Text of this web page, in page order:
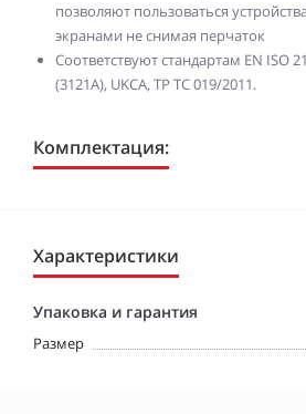
позволяют пользоваться
экранами не снимая перчаток
Соответствуют стандартам EN ISO
(3121A), UKCA, ТР ТС 019/2011.
Комплектация:
Характеристики
Упаковка и гарантия
Размер